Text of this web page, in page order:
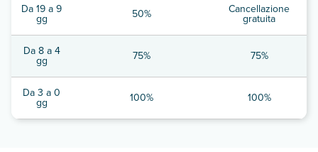
Da 19 a 9
gg 50% Cancellazione
gratuita
Da 8 a 4
gg 75% 75%
Da 3 a 0
gg 100% 100%